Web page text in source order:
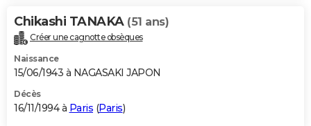
Chikashi TANAKA (51 ans)
Créer une cagnotte obsèques
Naissance
15/06/1943 à NAGASAKI JAPON
Décès
16/11/1994 à Paris (Paris)